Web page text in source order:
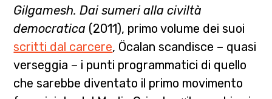
Gilgamesh. Dai sumeri alla civiltà
democratica (2011), primo volume dei suoi
scritti dal carcere, Öcalan scandisce – quasi
verseggia – i punti programmatici di quello
che sarebbe diventato il primo movimento